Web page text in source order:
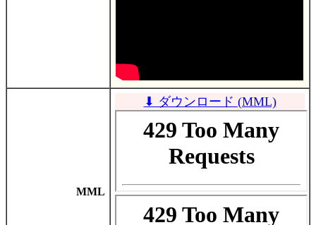
MML
⬇ ダウンロード (MML)